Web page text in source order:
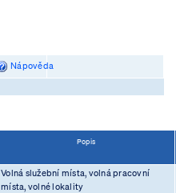
Nápověda
Popis
Volná služební místa, volná pracovní
místa, volné lokality